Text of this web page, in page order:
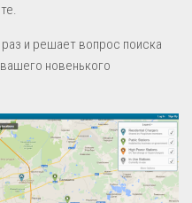
раз и решает вопрос поиска
новенького